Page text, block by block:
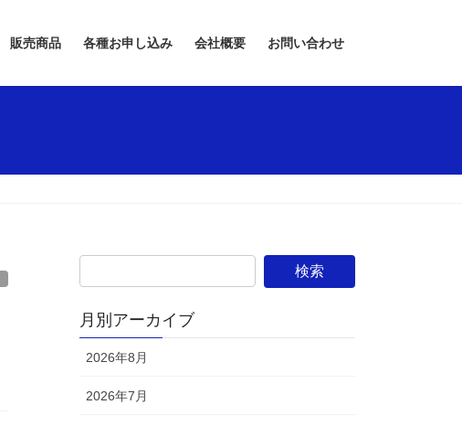
販売商品 各種お申し込み 会社概要 お問い合わせ
月別アーカイブ
2026年8月
2026年7月